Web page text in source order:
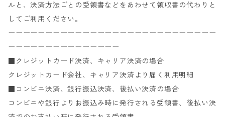
ルと、決済方法ごとの受領書などをあわせて領収書の代わりと
してご利用ください。
ーーーーーーーーーーーーーーーーーーーーーーーーーーーー
ーーーーーーーーーーーーーーー
■クレジットカード決済、キャリア決済の場合
クレジットカード会社、キャリア決済より届く利用明細
■コンビニ決済、銀行振込決済、後払い決済の場合
コンビニや銀行よりお振込み時に発行される受領書、後払い決